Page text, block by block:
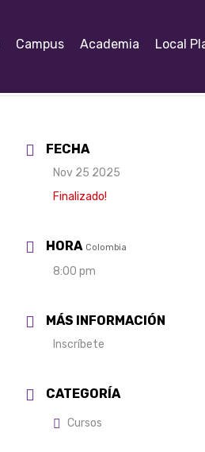
Campus Academia Local
FECHA
Nov 25 2025
Finalizado!
HORA Colombia
8:00 pm
MÁS INFORMACIÓN
Inscríbete
CATEGORÍA
Cursos